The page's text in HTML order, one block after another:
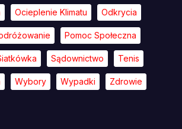
Ocieplenie Klimatu Odkrycia
Pomoc Społeczna
Sądownictwo Tenis
Wybory Wypadki Zdrowie